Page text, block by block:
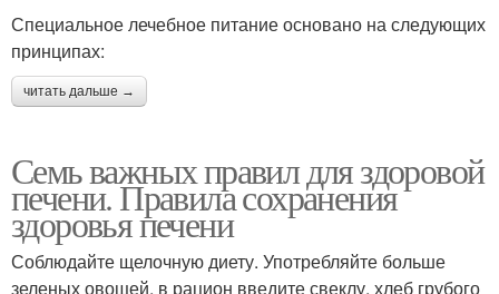
Специальное лечебное питание основано на следующих
принципах:
читать дальше →
Семь важных правил для здоровой
печени. Правила сохранения
здоровья печени
Соблюдайте щелочную диету. Употребляйте больше
зеленых овощей, в рацион введите свеклу, хлеб грубого